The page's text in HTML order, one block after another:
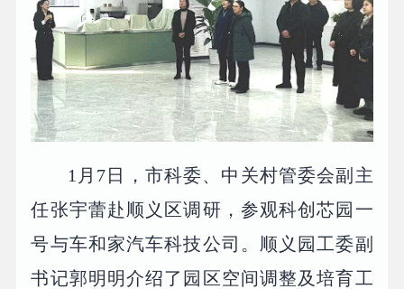
1月7日，市科委、中关村管委会副主
任张宇蕾赴顺义区调研，参观科创芯园一
号与车和家汽车科技公司。顺义园工委副
书记郭明明介绍了园区空间调整及培育工